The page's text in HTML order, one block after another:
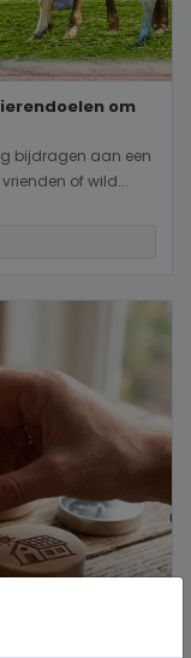
om
bijdragen aan een
of wild...